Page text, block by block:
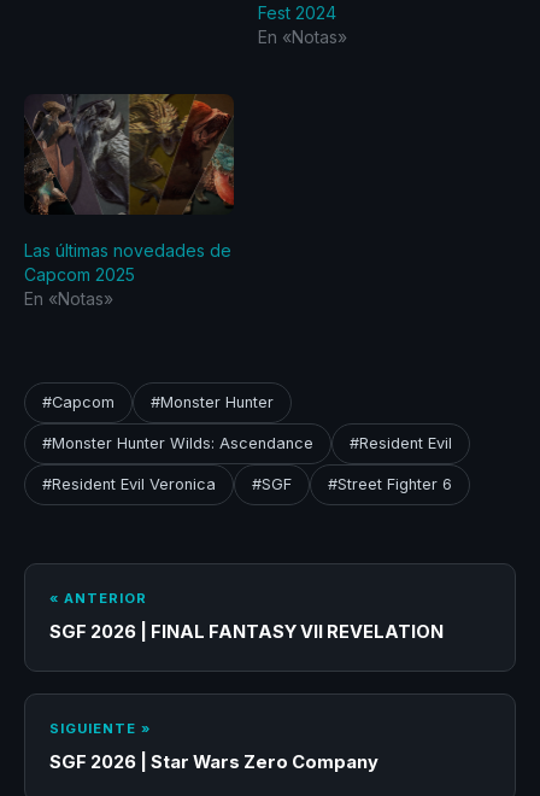
Fest 2024
En «Notas»
Las últimas novedades de
Capcom 2025
En «Notas»
#Capcom #Monster Hunter
#Monster Hunter Wilds: Ascendance #Resident Evil
#Resident Evil Veronica #SGF #Street Fighter 6
« ANTERIOR
SGF 2026 | FINAL FANTASY VII REVELATION
SIGUIENTE »
SGF 2026 | Star Wars Zero Company